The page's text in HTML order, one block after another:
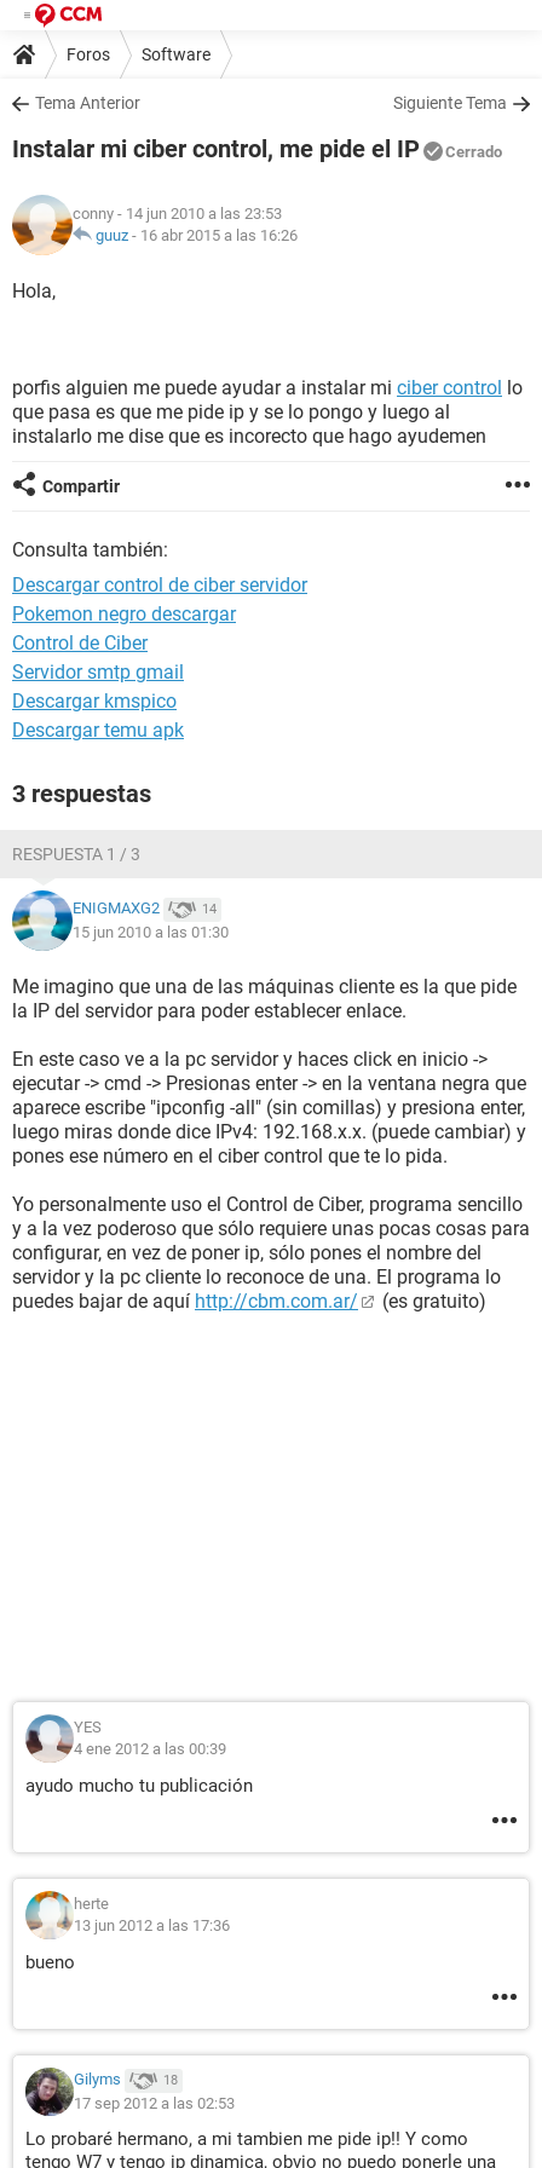
Foros Software
Tema Anterior Siguiente Tema
Instalar mi ciber control, me pide el IP Cerrado
conny - 14 jun 2010 a las 23:53
guuz - 16 abr 2015 a las 16:26
Hola,
porfis alguien me puede ayudar a instalar mi ciber control lo
que pasa es que me pide ip y se lo pongo y luego al
instalarlo me dise que es incorecto que hago ayudemen
Compartir
Consulta también:
Descargar control de ciber servidor
Pokemon negro descargar
Control de Ciber
Servidor smtp gmail
Descargar kmspico
Descargar temu apk
3 respuestas
RESPUESTA 1 / 3
ENIGMAXG2 14
15 jun 2010 a las 01:30
Me imagino que una de las máquinas cliente es la que pide
la IP del servidor para poder establecer enlace.
En este caso ve a la pc servidor y haces click en inicio ->
ejecutar -> cmd -> Presionas enter -> en la ventana negra que
aparece escribe "ipconfig -all" (sin comillas) y presiona enter,
luego miras donde dice IPv4: 192.168.x.x. (puede cambiar) y
pones ese número en el ciber control que te lo pida.
Yo personalmente uso el Control de Ciber, programa sencillo
y a la vez poderoso que sólo requiere unas pocas cosas para
configurar, en vez de poner ip, sólo pones el nombre del
servidor y la pc cliente lo reconoce de una. El programa lo
puedes bajar de aquí http://cbm.com.ar/ (es gratuito)
YES
4 ene 2012 a las 00:39
ayudo mucho tu publicación
herte
13 jun 2012 a las 17:36
bueno
Gilyms 18
17 sep 2012 a las 02:53
Lo probaré hermano, a mi tambien me pide ip!! Y como
tengo W7 y tengo ip dinamica, obvio no puedo ponerle una